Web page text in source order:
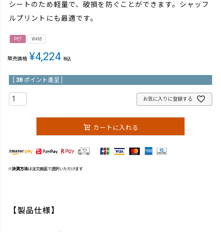
シートのため軽量で、破損を防ぐことができます。シャッフ
ルプリントにも最適です。
PET W4切
販売価格 ¥4,224 税込
38 ポイント進呈 ]
お気に入りに登録する
カートに入れる
※決済方法は注文画面で選択いただけます
【製品仕様】